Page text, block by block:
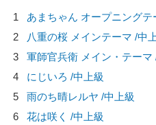
1
あまちゃん オープニング
2
八重の桜 メインテーマ /中
3
軍師官兵衛 メイン・テーマ
4
にじいろ /中上級
5
雨のち晴レルヤ /中上級
6
花は咲く /中上級